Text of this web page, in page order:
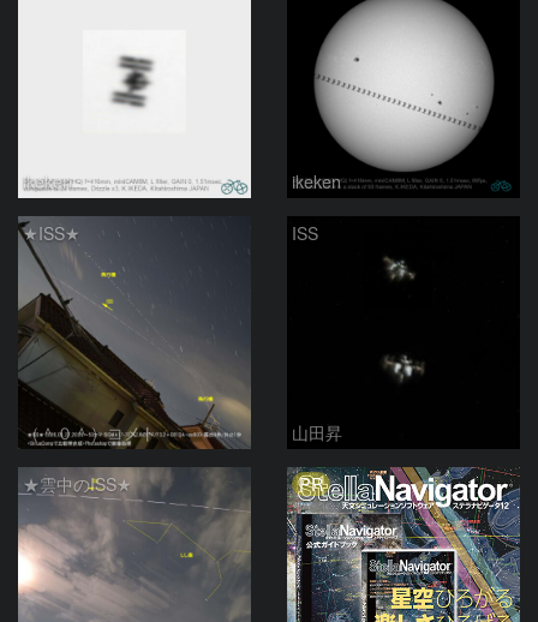
ikeken ikeken
★ISS★
（＾０＾）コメト
ISS
山田昇
★雲中のISS★ PR